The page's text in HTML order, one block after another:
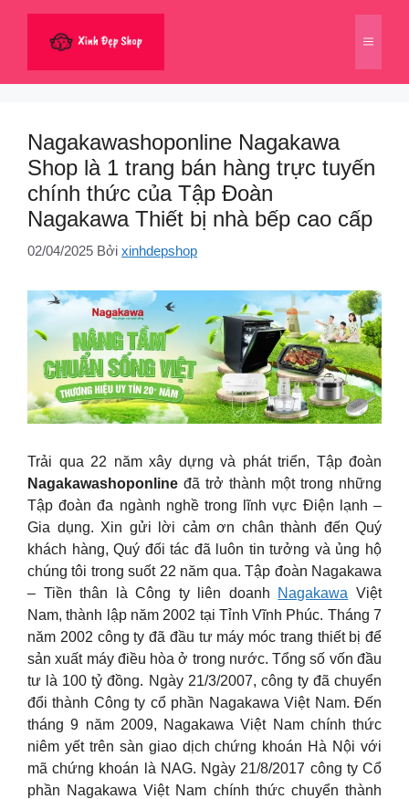
dung
Menu
Nagakawashoponline Nagakawa
Shop là 1 trang bán hàng trực tuyến
chính thức của Tập Đoàn
Nagakawa Thiết bị nhà bếp cao cấp
02/04/2025 Bởi xinhdepshop
Trải qua 22 năm xây dựng và phát triển, Tập đoàn
Nagakawashoponline đã trở thành một trong những
Tập đoàn đa ngành nghề trong lĩnh vực Điện lạnh –
Gia dụng. Xin gửi lời cảm ơn chân thành đến Quý
khách hàng, Quý đối tác đã luôn tin tưởng và ủng hộ
chúng tôi trong suốt 22 năm qua. Tập đoàn Nagakawa
– Tiền thân là Công ty liên doanh Nagakawa Việt
Nam, thành lập năm 2002 tại Tỉnh Vĩnh Phúc. Tháng 7
năm 2002 công ty đã đầu tư máy móc trang thiết bị để
sản xuất máy điều hòa ở trong nước. Tổng số vốn đầu
tư là 100 tỷ đồng. Ngày 21/3/2007, công ty đã chuyển
đổi thành Công ty cổ phần Nagakawa Việt Nam. Đến
tháng 9 năm 2009, Nagakawa Việt Nam chính thức
niêm yết trên sàn giao dịch chứng khoán Hà Nội với
mã chứng khoán là NAG. Ngày 21/8/2017 công ty Cổ
phần Nagakawa Việt Nam chính thức chuyển thành